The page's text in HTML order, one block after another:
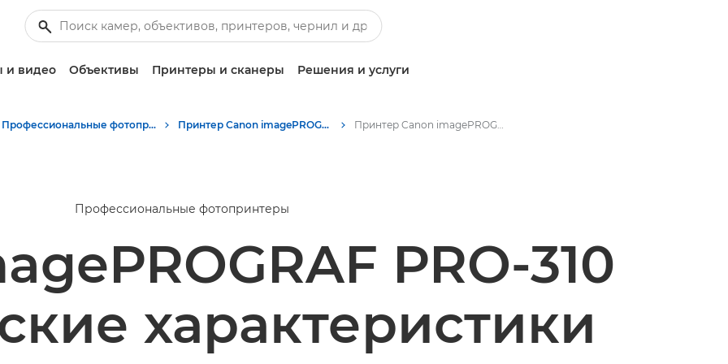
и видео Объективы Принтеры и сканеры Решения и услуги
Профессиональные фотопринтеры Canon формата A3 Принтер Canon imagePROGRAF PRO-310 формата A3+ Принтер Canon imagePROGRAF PRO-310 формата A3+, технические характеристики
Профессиональные фотопринтеры
PRO-310
характеристики